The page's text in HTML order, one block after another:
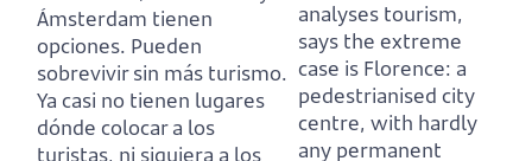
Ámsterdam tienen
opciones. Pueden
sobrevivir sin más turismo.
Ya casi no tienen lugares
dónde colocar a los
turistas, ni siquiera a los
analyses tourism,
says the extreme
case is Florence: a
pedestrianised city
centre, with hardly
any permanent